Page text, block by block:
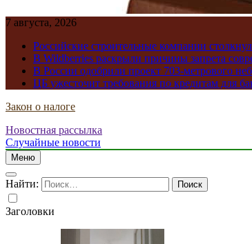
7 августа, 2026
Российские строительные компании
В Wildberries раскрыли причины запрета
В России одобрили проект 703-метрового
ЦБ ужесточит требования по кредитам для
Закон о налоге
Новостная рассылка
Случайные новости
Меню
Найти:
Заголовки